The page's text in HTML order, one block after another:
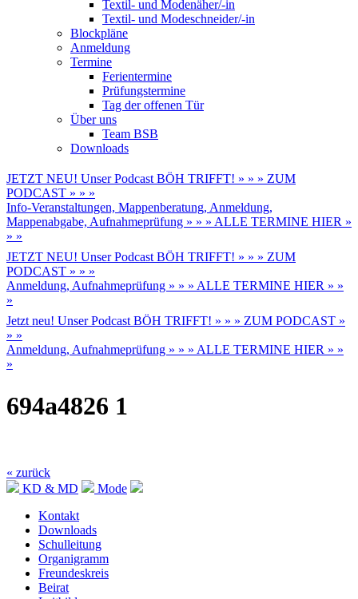
Textil- und Modenäher/-in
Textil- und Modeschneider/-in
Blockpläne
Anmeldung
Termine
Ferientermine
Prüfungstermine
Tag der offenen Tür
Über uns
Team BSB
Downloads
JETZT NEU! Unser Podcast BÖH TRIFFT! » » » ZUM
PODCAST » » »
Info-Veranstaltungen, Mappenberatung, Anmeldung,
Mappenabgabe, Aufnahmeprüfung » » » ALLE TERMINE HIER »
» »
JETZT NEU! Unser Podcast BÖH TRIFFT! » » » ZUM
PODCAST » » »
Anmeldung, Aufnahmeprüfung » » » ALLE TERMINE HIER » »
»
Jetzt neu! Unser Podcast BÖH TRIFFT! » » » ZUM PODCAST »
» »
Anmeldung, Aufnahmeprüfung » » » ALLE TERMINE HIER » »
»
694a4826 1
« zurück
KD & MD
Mode
Kontakt
Downloads
Schulleitung
Organigramm
Freundeskreis
Beirat